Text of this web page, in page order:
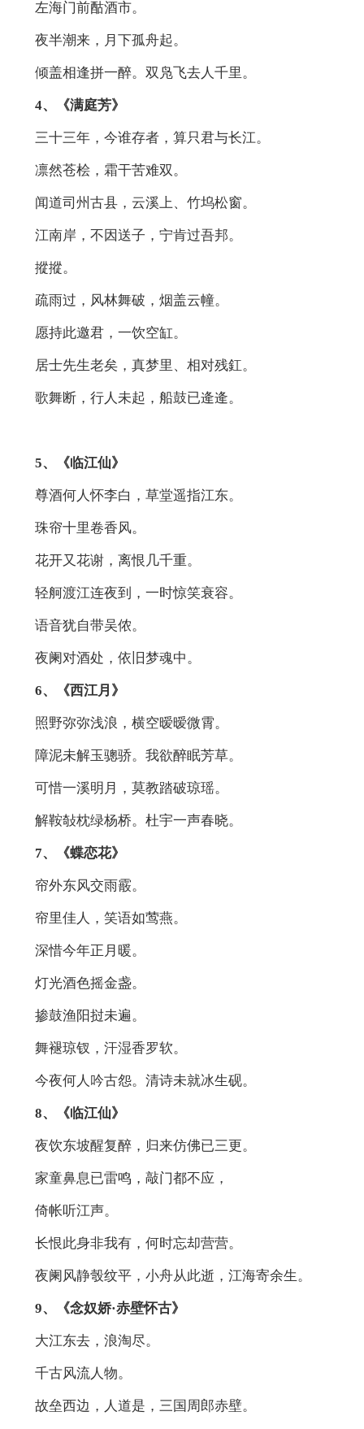
左海门前酤酒市。
夜半潮来，月下孤舟起。
倾盖相逢拼一醉。双凫飞去人千里。
4、《满庭芳》
三十三年，今谁存者，算只君与长江。
凛然苍桧，霜干苦难双。
闻道司州古县，云溪上、竹坞松窗。
江南岸，不因送子，宁肯过吾邦。
摐摐。
疏雨过，风林舞破，烟盖云幢。
愿持此邀君，一饮空缸。
居士先生老矣，真梦里、相对残釭。
歌舞断，行人未起，船鼓已逄逄。
5、《临江仙》
尊酒何人怀李白，草堂遥指江东。
珠帘十里卷香风。
花开又花谢，离恨几千重。
轻舸渡江连夜到，一时惊笑衰容。
语音犹自带吴侬。
夜阑对酒处，依旧梦魂中。
6、《西江月》
照野弥弥浅浪，横空暧暧微霄。
障泥未解玉骢骄。我欲醉眠芳草。
可惜一溪明月，莫教踏破琼瑶。
解鞍敧枕绿杨桥。杜宇一声春晓。
7、《蝶恋花》
帘外东风交雨霰。
帘里佳人，笑语如莺燕。
深惜今年正月暖。
灯光酒色摇金盏。
掺鼓渔阳挝未遍。
舞褪琼钗，汗湿香罗软。
今夜何人吟古怨。清诗未就冰生砚。
8、《临江仙》
夜饮东坡醒复醉，归来仿佛已三更。
家童鼻息已雷鸣，敲门都不应，
倚帐听江声。
长恨此身非我有，何时忘却营营。
夜阑风静彀纹平，小舟从此逝，江海寄余生。
9、《念奴娇·赤壁怀古》
大江东去，浪淘尽。
千古风流人物。
故垒西边，人道是，三国周郎赤壁。